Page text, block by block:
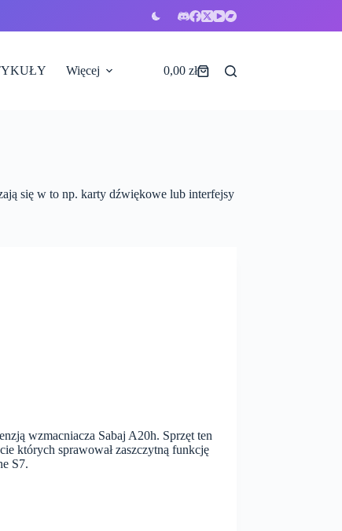
Więcej Koszyk
0,00 zł
się w to np. karty dźwiękowe lub interfejsy
wzmacniacza Sabaj A20h. Sprzęt ten
których sprawował zaszczytną funkcję
S7.